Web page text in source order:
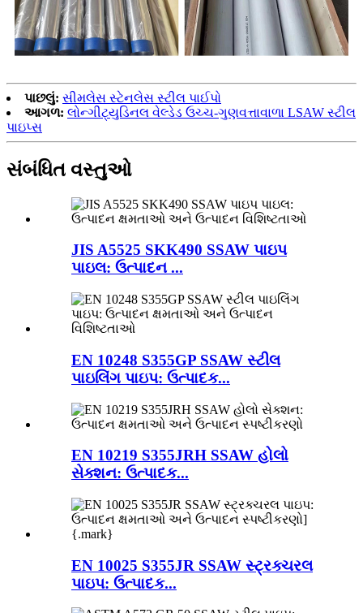
પાછલું: સીમલેસ સ્ટેનલેસ સ્ટીલ પાઈપો
આગળ: લોન્ગીટ્યુડિનલ વેલ્ડેડ ઉચ્ચ-ગુણવત્તાવાળા LSAW સ્ટીલ
પાઇપ્સ
સંબંધિત વસ્તુઓ
JIS A5525 SKK490 SSAW પાઇપ
પાઇલ: ઉત્પાદન ...
EN 10248 S355GP SSAW સ્ટીલ
પાઇલિંગ પાઇપ: ઉત્પાદક...
EN 10219 S355JRH SSAW હોલો
સેક્શન: ઉત્પાદક...
EN 10025 S355JR SSAW સ્ટ્રક્ચરલ
પાઇપ: ઉત્પાદક...